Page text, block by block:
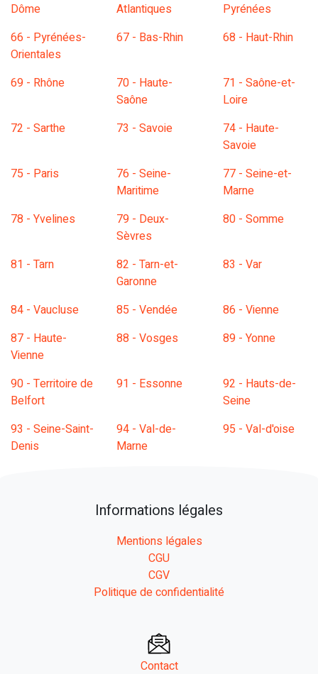
Dôme
Atlantiques
Pyrénées
66 - Pyrénées-
Orientales
67 - Bas-Rhin 68 - Haut-Rhin
69 - Rhône
70 - Haute-
Saône
71 - Saône-et-
Loire
72 - Sarthe
73 - Savoie
74 - Haute-
Savoie
75 - Paris
76 - Seine-
Maritime
77 - Seine-et-
Marne
78 - Yvelines
79 - Deux-
Sèvres
80 - Somme
81 - Tarn
82 - Tarn-et-
Garonne
83 - Var
84 - Vaucluse 85 - Vendée
86 - Vienne
87 - Haute-
Vienne
88 - Vosges 89 - Yonne
90 - Territoire de
Belfort
91 - Essonne
92 - Hauts-de-
Seine
93 - Seine-Saint-
Denis
94 - Val-de-
Marne
95 - Val-d'oise
Informations légales
Mentions légales
CGU
CGV
Politique de confidentialité
Contact